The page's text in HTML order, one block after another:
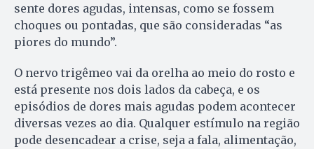
sente dores agudas, intensas, como se fossem
choques ou pontadas, que são consideradas “as
piores do mundo”.
O nervo trigêmeo vai da orelha ao meio do rosto e
está presente nos dois lados da cabeça, e os
episódios de dores mais agudas podem acontecer
diversas vezes ao dia. Qualquer estímulo na região
pode desencadear a crise, seja a fala, alimentação,